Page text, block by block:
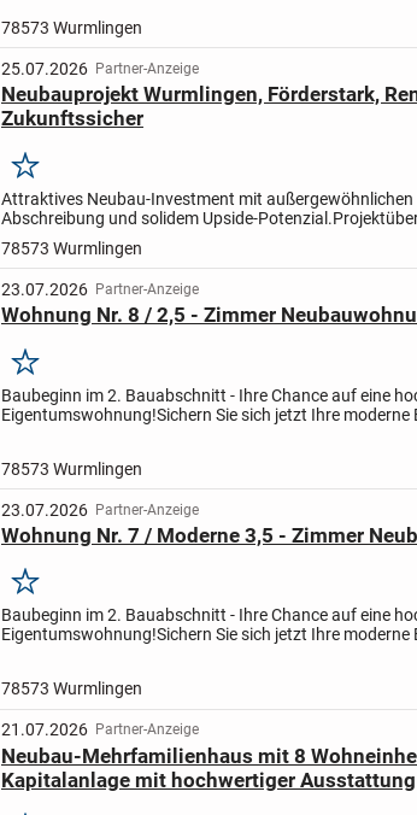
78573 Wurmlingen
25.07.2026 Partner-Anzeige
Neubauprojekt Wurmlingen, Förderstark,
Zukunftssicher
Merken
Attraktives Neubau-Investment mit außergewöhnlichen
Abschreibung und solidem Upside-Potenzial.
Gesamtfläche: ca. 981 m² Wohn-/Nutzfläche
78573 Wurmlingen
23.07.2026 Partner-Anzeige
Wohnung Nr. 8 / 2,5 - Zimmer
Merken
Baubeginn im 2. Bauabschnitt - Ihre Chance auf eine
Eigentumswohnung!Sichern Sie sich jetzt Ihre
78573 Wurmlingen
23.07.2026 Partner-Anzeige
Wohnung Nr. 7 / Moderne 3,5 - Zimmer
Merken
Baubeginn im 2. Bauabschnitt - Ihre Chance auf eine
Eigentumswohnung!Sichern Sie sich jetzt Ihre
78573 Wurmlingen
21.07.2026 Partner-Anzeige
Neubau-Mehrfamilienhaus mit 8
Kapitalanlage mit hochwertiger Ausstattung